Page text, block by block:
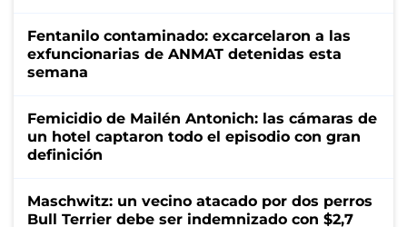
Fentanilo contaminado: excarcelaron a las
exfuncionarias de ANMAT detenidas esta
semana
Femicidio de Mailén Antonich: las cámaras de
un hotel captaron todo el episodio con gran
definición
Maschwitz: un vecino atacado por dos perros
Bull Terrier debe ser indemnizado con $2,7